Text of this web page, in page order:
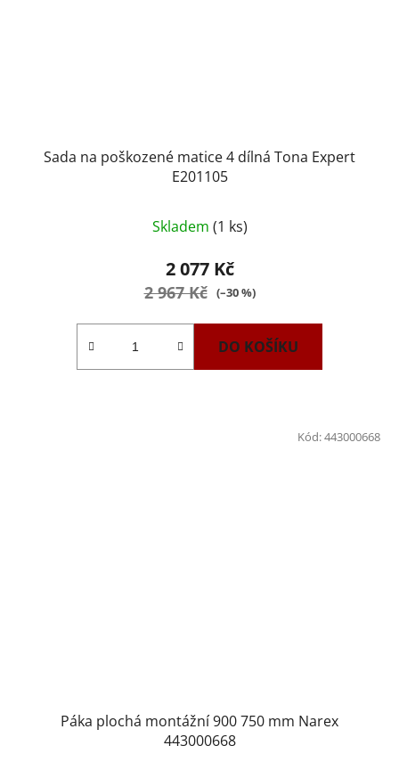
Sada na poškozené matice 4 dílná Tona Expert
E201105
Skladem (1 ks)
2 077 Kč
2 967 Kč (–30 %)
DO KOŠÍKU
Páka plochá montážní 900 750 mm Narex
443000668
Kód:443000668